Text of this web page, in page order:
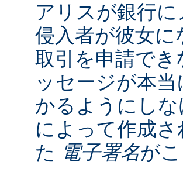
アリスが銀行
侵入者が彼女
取引を申請で
ッセージが本
かるようにし
によって作成
た 電子署名が